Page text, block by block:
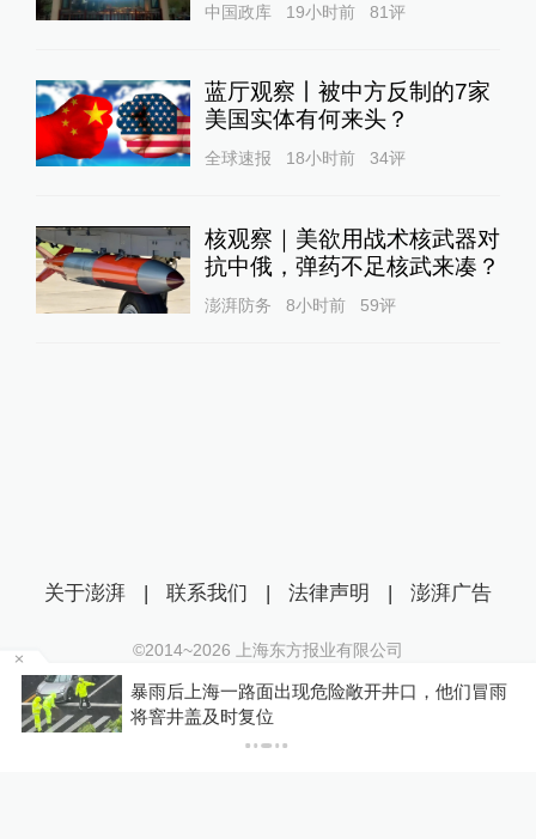
中国政库 19小时前 81评
蓝厅观察丨被中方反制的7家
美国实体有何来头？
全球速报 18小时前 34评
核观察｜美欲用战术核武器对
抗中俄，弹药不足核武来凑？
澎湃防务 8小时前 59评
险敞开井口，他们冒雨
湖北老河口一灌溉水坝被村
关于澎湃 | 联系我们 | 法律声明 | 澎湃广告
©2014~2026 上海东方报业有限公司
沪ICP证：沪B2-20170116 | 沪ICP备14003370号
互联网新闻信息服务许可证：31120170006
沪公网安备 31010602000299号